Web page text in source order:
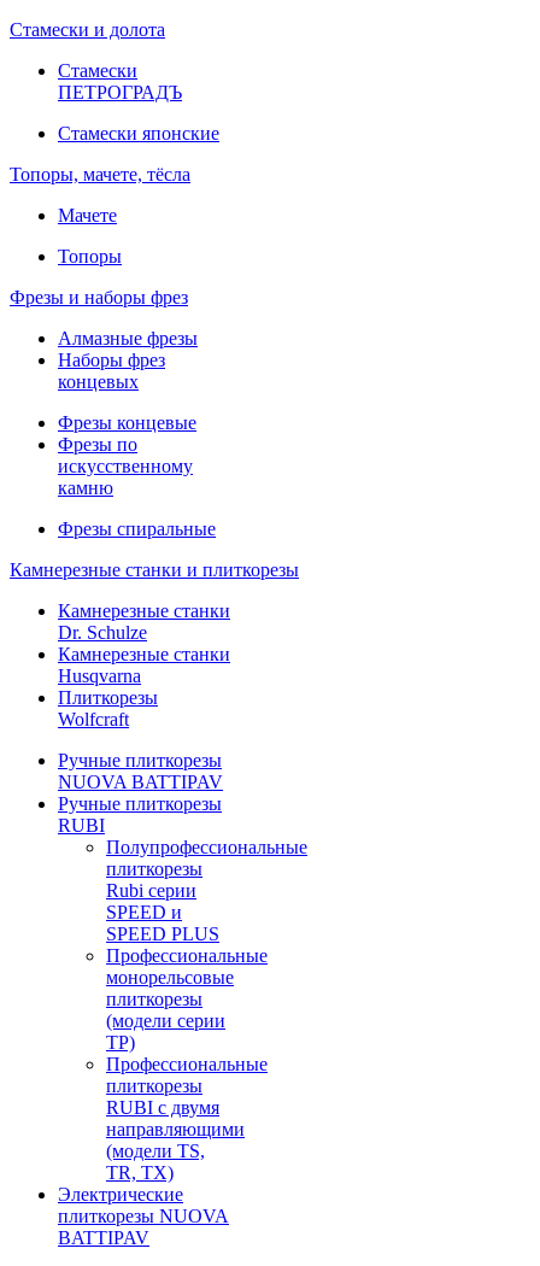
Стамески и долота
Стамески
ПЕТРОГРАДЪ
Стамески японские
Топоры, мачете, тёсла
Мачете
Топоры
Фрезы и наборы фрез
Алмазные фрезы
Наборы фрез
концевых
Фрезы концевые
Фрезы по
искусственному
камню
Фрезы спиральные
Камнерезные станки и плиткорезы
Камнерезные станки
Dr. Schulze
Камнерезные станки
Husqvarna
Плиткорезы
Wolfcraft
Ручные плиткорезы
NUOVA BATTIPAV
Ручные плиткорезы
RUBI
Полупрофессиональные
плиткорезы
Rubi серии
SPEED и
SPEED PLUS
Профессиональные
монорельсовые
плиткорезы
(модели серии
TP)
Профессиональные
плиткорезы
RUBI с двумя
направляющими
(модели TS,
TR, TX)
Электрические
плиткорезы NUOVA
BATTIPAV